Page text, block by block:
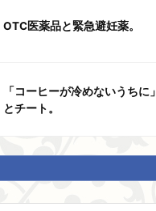
OTC医薬品と緊急避妊薬。
「コーヒーが冷めないうちに」
とチート。